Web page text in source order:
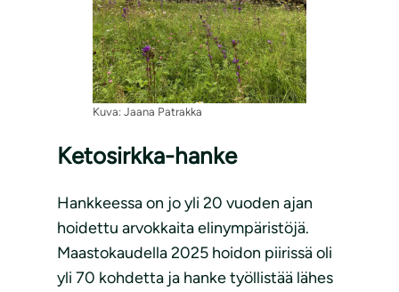
Kuva: Jaana Patrakka
Ketosirkka-hanke
Hankkeessa on jo yli 20 vuoden ajan
hoidettu arvokkaita elinympäristöjä.
Maastokaudella 2025 hoidon piirissä oli
yli 70 kohdetta ja hanke työllistää lähes